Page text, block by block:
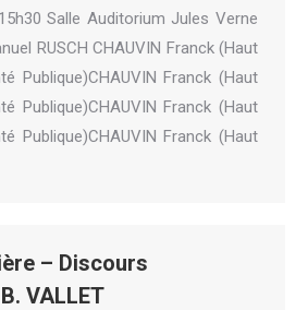
Salle Auditorium Jules Verne
RUSCH CHAUVIN Franck (Haut
Publique)CHAUVIN Franck (Haut
Publique)CHAUVIN Franck (Haut
Publique)CHAUVIN Franck (Haut
– Discours
VALLET